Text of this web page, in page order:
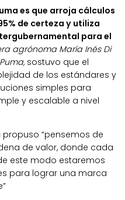
es que arroja cálculos
de certeza y utiliza
para el
agrónoma María Inés Di
sostuvo que el
de los estándares y
simples para
y escalable a nivel
propuso “pensemos de
de valor, donde cada
este modo estaremos
para lograr una marca